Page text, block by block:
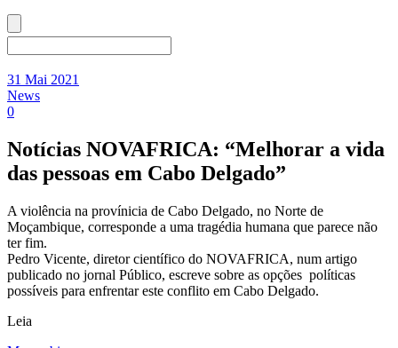
31 Mai 2021
News
0
Notícias NOVAFRICA: “Melhorar a vida
das pessoas em Cabo Delgado”
A violência na provínicia de Cabo Delgado, no Norte de
Moçambique, corresponde a uma tragédia humana que parece não
ter fim.
Pedro Vicente, diretor científico do NOVAFRICA, num artigo
publicado no jornal Público, escreve sobre as opções políticas
possíveis para enfrentar este conflito em Cabo Delgado.
Leia